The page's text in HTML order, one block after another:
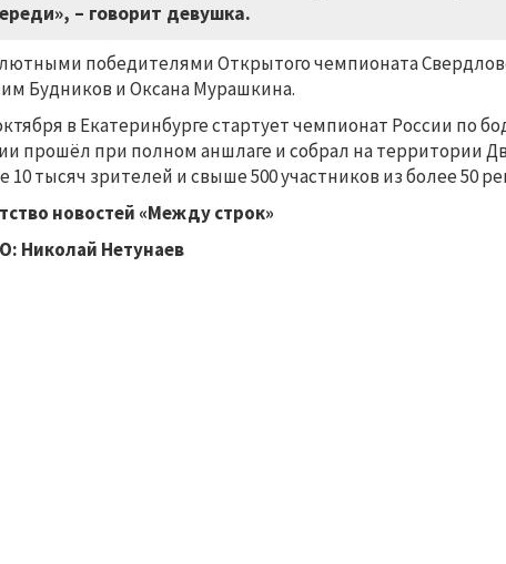
– говорит девушка.
победителями Открытого чемпионата
Будников и Оксана Мурашкина.
в Екатеринбурге стартует чемпионат России по
прошёл при полном аншлаге и собрал на территории
10 тысяч зрителей и свыше 500 участников из более 50
новостей «Между строк»
Николай Нетунаев